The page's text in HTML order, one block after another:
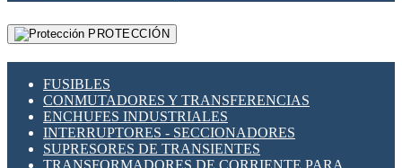
PROTECCIÓN
FUSIBLES
CONMUTADORES Y TRANSFERENCIAS
ENCHUFES INDUSTRIALES
INTERRUPTORES - SECCIONADORES
SUPRESORES DE TRANSIENTES